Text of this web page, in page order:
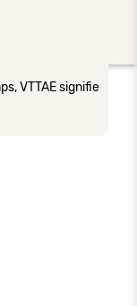
VTTAE signifie